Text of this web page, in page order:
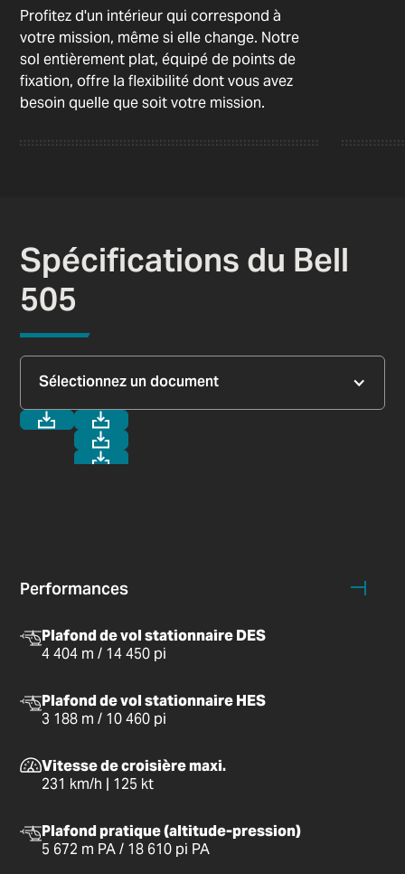
Profitez d'un intérieur qui correspond à
votre mission, même si elle change. Notre
sol entièrement plat, équipé de points de
fixation, offre la flexibilité dont vous avez
besoin quelle que soit votre mission.
Spécifications du Bell
505
Sélectionnez un document
Performances
Plafond de vol stationnaire DES
4 404 m / 14 450 pi
Plafond de vol stationnaire HES
3 188 m / 10 460 pi
Vitesse de croisière maxi.
231 km/h | 125 kt
Plafond pratique (altitude-pression)
5 672 m PA / 18 610 pi PA